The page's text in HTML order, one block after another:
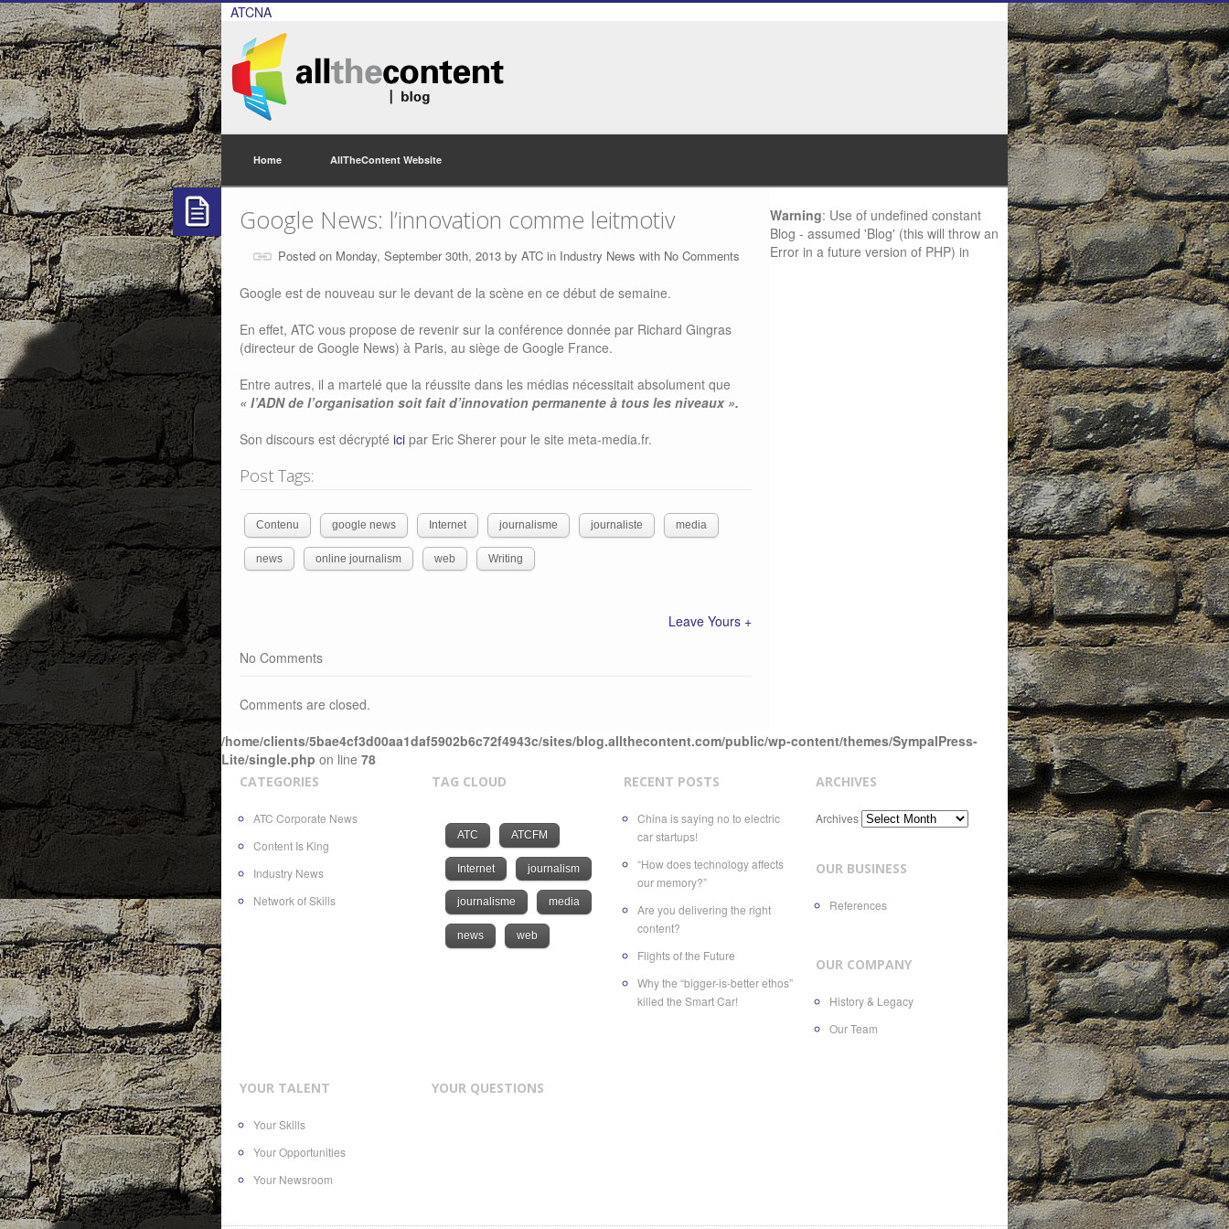
ATCNA
Home AllTheContent Website
Google News: l’innovation comme leitmotiv
Posted on Monday, September 30th, 2013 by ATCin Industry News with No Comments
Google est de nouveau sur le devant de la scène en ce début de semaine.
En effet, ATC vous propose de revenir sur la conférence donnée par Richard Gingras
(directeur de Google News) à Paris, au siège de Google France.
Entre autres, il a martelé que la réussite dans les médias nécessitait absolument que
« l’ADN de l’organisation soit fait d’innovation permanente à tous les niveaux ».
Son discours est décrypté ici par Eric Sherer pour le site meta-media.fr.
Post Tags:
Contenu google news Internet journalisme journaliste media
news online journalism web Writing
Leave Yours +
No Comments
Comments are closed.
Warning: Use of undefined constant
Blog - assumed 'Blog' (this will throw an
Error in a future version of PHP) in
/home/clients/5bae4cf3d00aa1daf5902b6c72f4943c/sites/blog.allthecontent.com/public/wp-content/themes/SympalPress-
Lite/single.php on line 78
CATEGORIES
ATC Corporate News
Content Is King
Industry News
Network of Skills
TAG CLOUD
ATC ATCFM
Internet journalism
journalisme media
news web
RECENT POSTS
China is saying no to electric
car startups!
“How does technology affects
our memory?”
Are you delivering the right
content?
Flights of the Future
Why the “bigger-is-better ethos”
killed the Smart Car!
ARCHIVES
Archives
OUR BUSINESS
References
OUR COMPANY
History & Legacy
Our Team
YOUR TALENT
Your Skills
Your Opportunities
Your Newsroom
YOUR QUESTIONS